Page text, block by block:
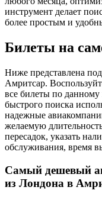
инструмент делает
более простым и
Билеты на
Ниже представлена
Амритсар.
все билеты по
быстрого поиска
надежные
желаемую
пересадок, указать
обслуживания, время
Самый дешевый
из Лондона в